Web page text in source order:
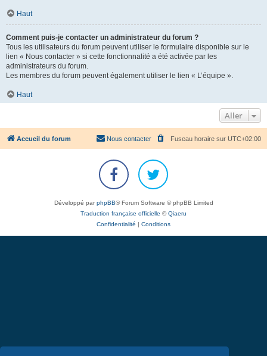
Haut
Comment puis-je contacter un administrateur du forum ?
Tous les utilisateurs du forum peuvent utiliser le formulaire disponible sur le
lien « Nous contacter » si cette fonctionnalité a été activée par les
administrateurs du forum.
Les membres du forum peuvent également utiliser le lien « L’équipe ».
Haut
Aller
Accueil du forum Fuseau horaire sur UTC+02:00
Nous contacter
Développé parphpBB® Forum Software © phpBB Limited
Traduction française officielle ©Qiaeru
Confidentialité
Conditions